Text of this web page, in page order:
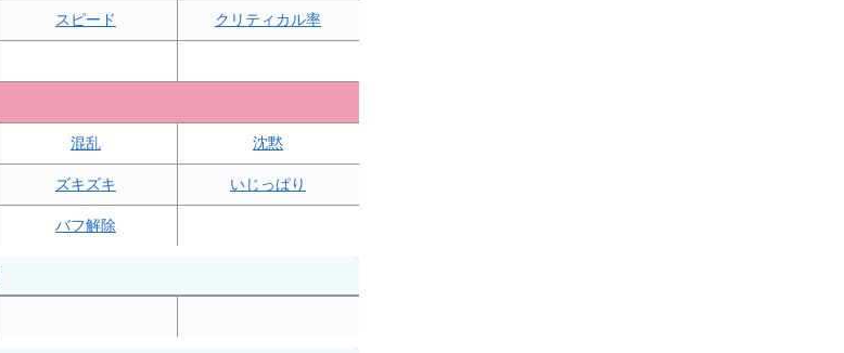
スピード クリティカル率
混乱 沈黙
ズキズキ いじっぱり
バフ解除